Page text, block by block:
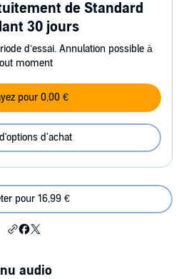
de Standard
30 jours
d’essai. Annulation possible à
moment
pour 0,00 €
d'achat
pour 16,99 €
audio